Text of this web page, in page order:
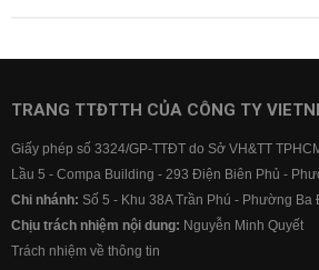
TRANG TTĐTTH CỦA CÔNG TY
Giấy phép số 3324/GP-TTĐT do Sở VH&TT
Lầu 5 - Compa Building - 293 Điện Biên Phủ -
Chi nhánh: Số 5 - Khu 38A Trần Phú - Phường Ba
Chịu trách nhiệm nội dung: Nguyễn Minh Quyết
Trách nhiệm về thông tin